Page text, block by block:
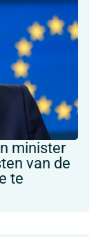
minister
van de
te